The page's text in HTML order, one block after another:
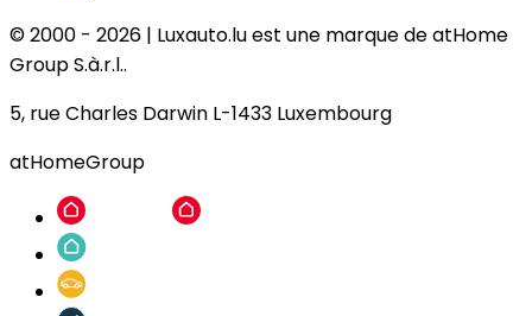
© 2000 - 2026 | Luxauto.lu est une marque de atHome
Group S.à.r.l..
5, rue Charles Darwin L-1433 Luxembourg
atHomeGroup